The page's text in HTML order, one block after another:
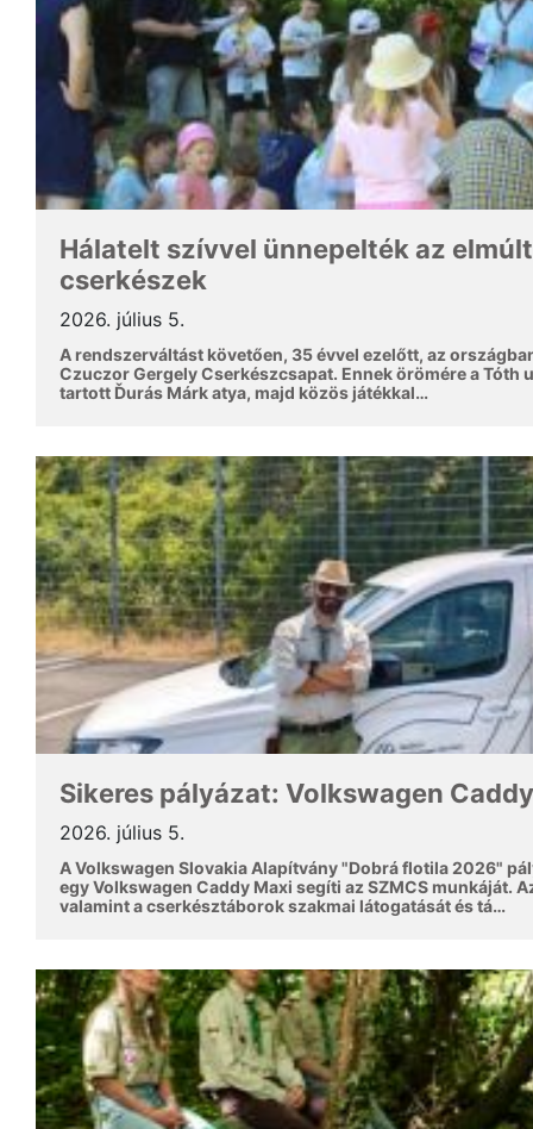
Hálatelt szívvel ünnepelték az
cserkészek
2026. július 5.
A rendszerváltást követően, 35 évvel ezelőtt, az
Czuczor Gergely Cserkészcsapat. Ennek örömére a Tóth
tartott Ďurás Márk atya, majd közös játékkal…
Sikeres pályázat: Volkswagen
2026. július 5.
A Volkswagen Slovakia Alapítvány "Dobrá flotila 2026"
egy Volkswagen Caddy Maxi segíti az SZMCS munkáját.
valamint a cserkésztáborok szakmai látogatását és tá…